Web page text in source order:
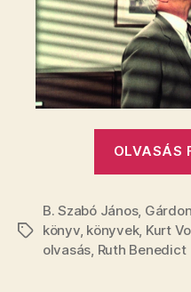
OLVASÁS
Címkék
B. Szabó János,
könyv, könyvek, Kurt
olvasás Ruth Benedict